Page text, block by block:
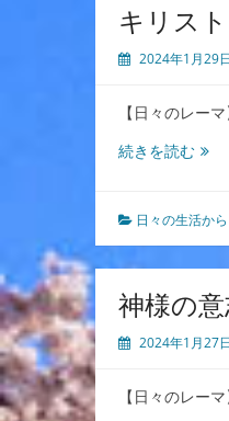
守
る
た
の
し
キリス
2024年1月29日
【日々のレー
続きを読むキ
ト
を
求
る
信
仰
日々の生活から
神様の
2024年1月27日
【日々のレー